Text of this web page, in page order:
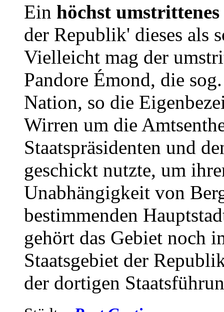
Ein höchst
der Republik' dieses als
Vielleicht mag der
Pandore Émond, die
Nation, so die
Wirren um die
Staatspräsidenten und
geschickt nutzte, um
Unabhängigkeit von
bestimmenden
gehört das Gebiet noch
Staatsgebiet der
der dortigen